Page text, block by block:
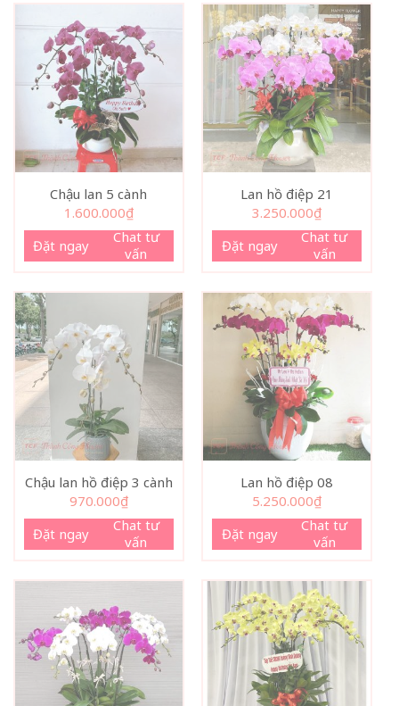
Chậu lan 5 cành
1.600.000₫
Đặt ngay
Chat tư
vấn
Lan hồ điệp 21
3.250.000₫
Đặt ngay
Chat tư
vấn
Chậu lan hồ điệp 3 cành
970.000₫
Đặt ngay
Chat tư
vấn
Lan hồ điệp 08
5.250.000₫
Đặt ngay
Chat tư
vấn